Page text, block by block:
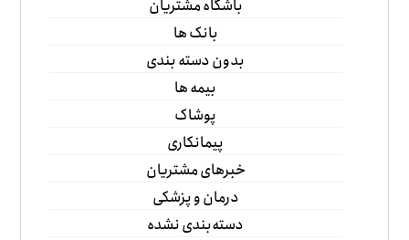
باشگاه مشتریان
بانک ها
بدون دسته بندی
بیمه ها
پوشاک
پیمانکاری
خبرهای مشتریان
درمان و پزشکی
دسته‌بندی نشده